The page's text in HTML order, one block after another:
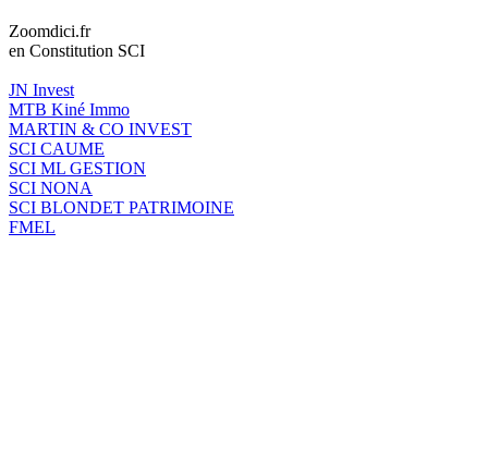
Zoomdici.fr
en Constitution SCI
JN Invest
MTB Kiné Immo
MARTIN & CO INVEST
SCI CAUME
SCI ML GESTION
SCI NONA
SCI BLONDET PATRIMOINE
FMEL